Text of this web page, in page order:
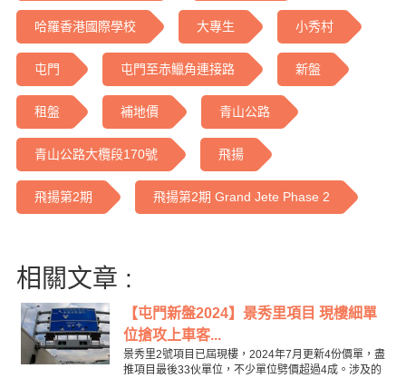
哈羅香港國際學校 大專生 小秀村
屯門 屯門至赤鱲角連接路 新盤
租盤 補地價 青山公路
青山公路大欖段170號 飛揚
飛揚第2期 飛揚第2期 Grand Jete Phase 2
相關文章 :
【屯門新盤2024】景秀里項目 現樓細單
位搶攻上車客...
景秀里2號項目已屆現樓，2024年7月更新4份價單，盡
推項目最後33伙單位，不少單位劈價超過4成。涉及的